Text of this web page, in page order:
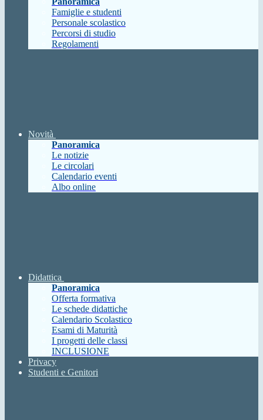
Famiglie e studenti
Personale scolastico
Percorsi di studio
Regolamenti
Novità
Panoramica
Le notizie
Le circolari
Calendario eventi
Albo online
Didattica
Panoramica
Offerta formativa
Le schede didattiche
Calendario Scolastico
Esami di Maturità
I progetti delle classi
INCLUSIONE
Privacy
Studenti e Genitori